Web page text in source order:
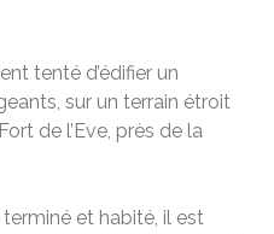
tenté d’édifier un
sur un terrain étroit
de l’Eve, près de la
terminé et habité, il est